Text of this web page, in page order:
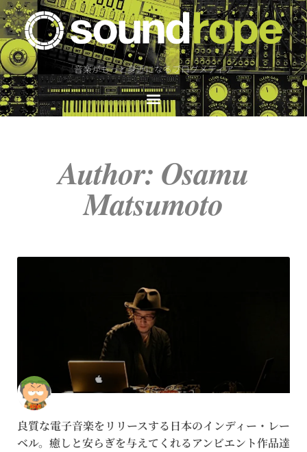
音楽がもっと身近になるブログメディア
Author: Osamu
Matsumoto
良質な電子音楽をリリースする日本のインディー・レー
ベル。癒しと安らぎを与えてくれるアンビエント作品達